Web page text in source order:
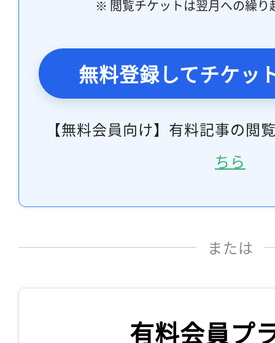
※ 閲覧チケットは翌月への繰り
無料登録してチケッ
【無料会員向け】有料記事の閲
ちら
または
有料会員プ